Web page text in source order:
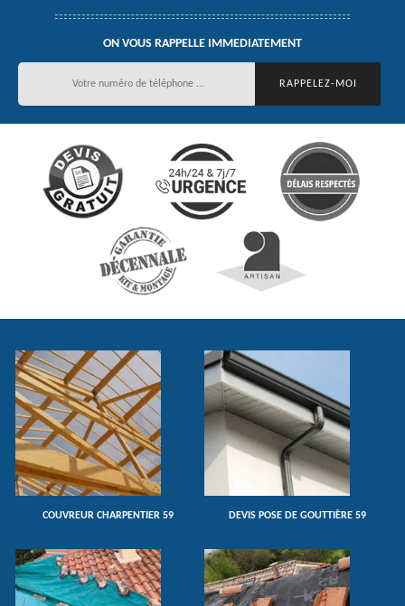
ON VOUS RAPPELLE IMMEDIATEMENT
COUVREUR CHARPENTIER 59 DEVIS POSE DE GOUTTIÈRE 59